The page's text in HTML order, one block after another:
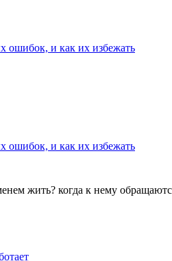
ошибок, и как их избежать
ошибок, и как их избежать
жить? когда к нему